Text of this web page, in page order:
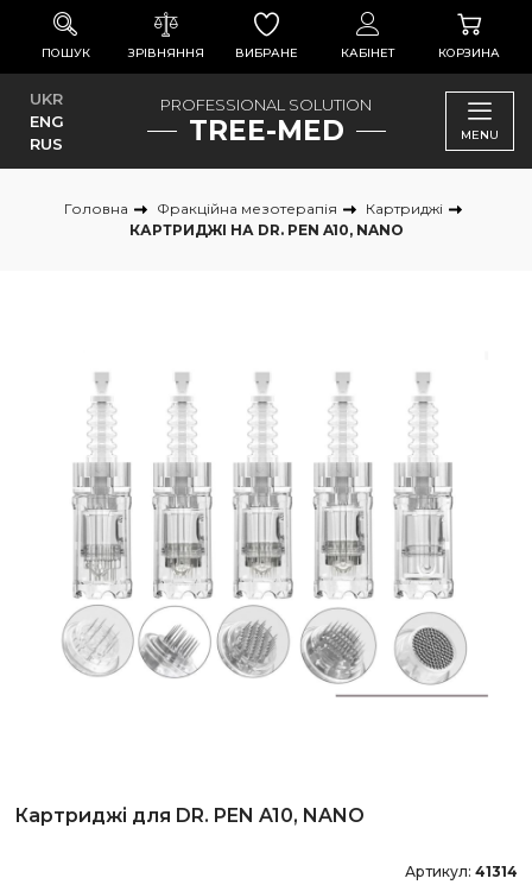
ПОШУК ЗРІВНЯННЯ ВИБРАНЕ КАБІНЕТ КОРЗИНА
PROFESSIONAL SOLUTION
TREE-MED
UKR
ENG
RUS
MENU
Головна Фракційна мезотерапія
Картриджі
КАРТРИДЖІ НА DR. PEN A10, NANO
Картриджі для DR. PEN A10, NANO
Артикул: 41314